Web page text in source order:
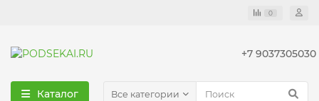
0
+7 9037305030
Каталог Все категории